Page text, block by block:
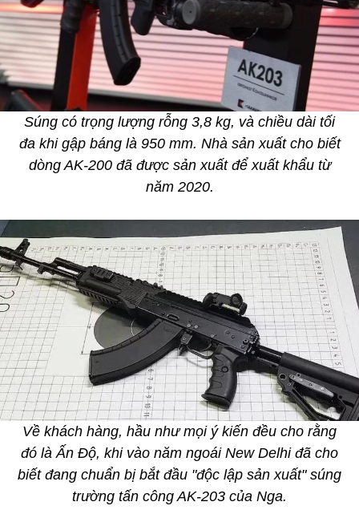
Súng có trọng lượng rỗng 3,8 kg, và chiều dài tối
đa khi gập báng là 950 mm. Nhà sản xuất cho biết
dòng AK-200 đã được sản xuất để xuất khẩu từ
năm 2020.
Về khách hàng, hầu như mọi ý kiến đều cho rằng
đó là Ấn Độ, khi vào năm ngoái New Delhi đã cho
biết đang chuẩn bị bắt đầu "độc lập sản xuất" súng
trường tấn công AK-203 của Nga.